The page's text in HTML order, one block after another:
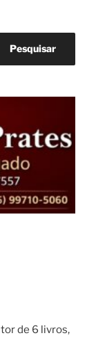
Pesquisar
de 6 livros,